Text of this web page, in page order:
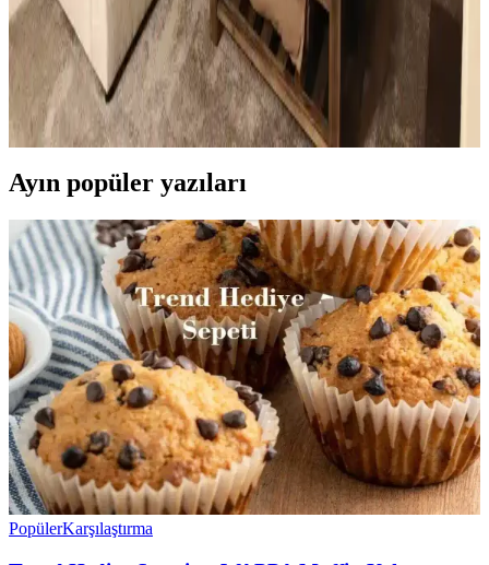
Küçük Oturma Odası Dekorasyonunda Denge ve
Katmanlama Teknikleriyle Alanı Genişletme
Küçük oturma odalarında perde, aydınlatma, mobilya ve dekorasyon
seçimleriyle denge ve katmanlama sağlanarak alan görsel olarak
genişletilir ve fonksiyonellik artırılır.
Ayın popüler yazıları
PopülerKarşılaştırma